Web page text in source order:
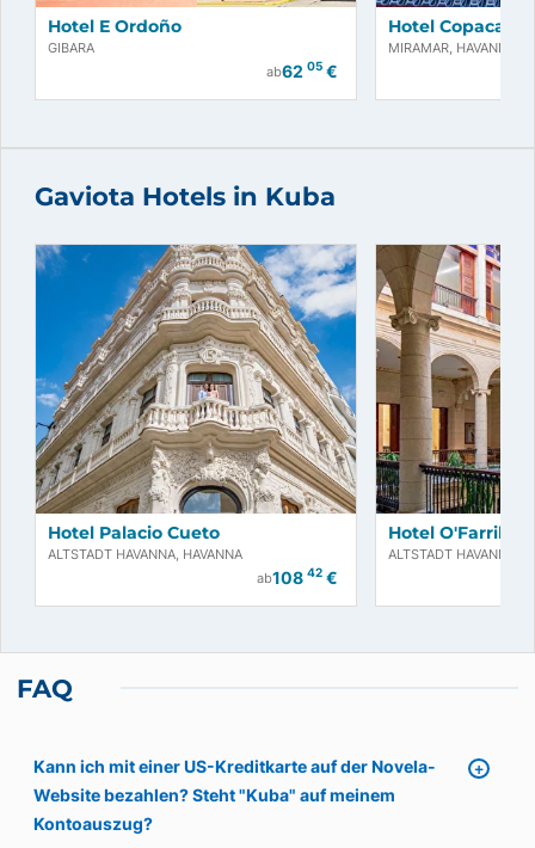
Jetzt buchen!
Hotel E Ordoño
GIBARA
ab62 05€
Hotel
MIRAMAR, HAVANNA
Gaviota Hotels in Kuba
Hotel Palacio Cueto
ALTSTADT HAVANNA, HAVANNA
ab108 42€
Hotel O'Farrill
ALTSTADT HAVANNA,
FAQ
Kann ich mit einer US-Kreditkarte auf der Novela-
Website bezahlen? Steht "Kuba" auf meinem
Kontoauszug?